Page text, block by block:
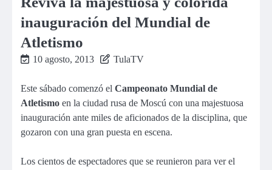
inauguración del Mundial de
Atletismo
10 agosto, 2013 TulaTV
Este sábado comenzó el Campeonato Mundial de
Atletismo en la ciudad rusa de Moscú con una majestuosa
inauguración ante miles de aficionados de la disciplina, que
gozaron con una gran puesta en escena.
Los cientos de espectadores que se reunieron para ver el